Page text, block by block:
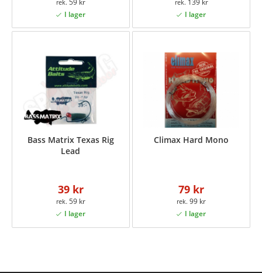
Bass Matrix Texas Rig
Lead
39 kr
59 kr
Climax Hard Mono
79 kr
99 kr